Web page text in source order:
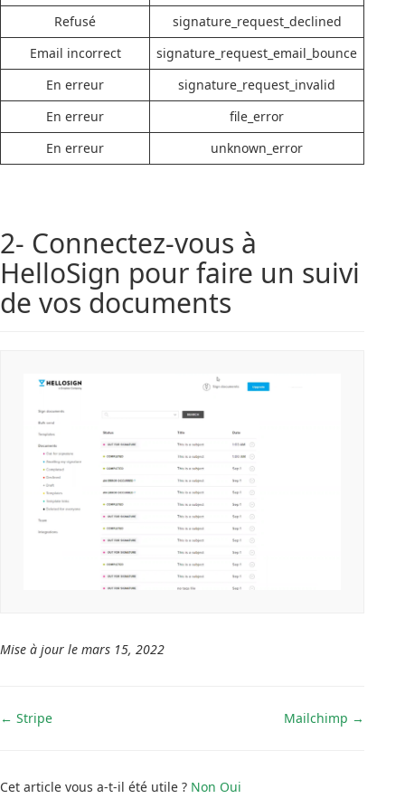
Refusé
signature_request_declined
Email incorrect
signature_request_email_bounce
En erreur
signature_request_invalid
En erreur
file_error
En erreur
unknown_error
2- Connectez-vous à
HelloSign pour faire un suivi
de vos documents
Mise à jour le mars 15, 2022
Navigation
← Stripe Mailchimp →
Cet article vous a-t-il été utile ? Non Oui